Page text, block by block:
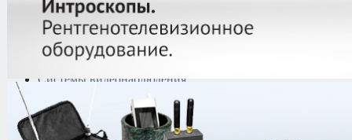
Металлодетекторы
Полиграфы
Противокражные системы
Рации и Аксессуары
Переговорные устройства
Системы видеонаблюдения
оборудование
Контроль доступа